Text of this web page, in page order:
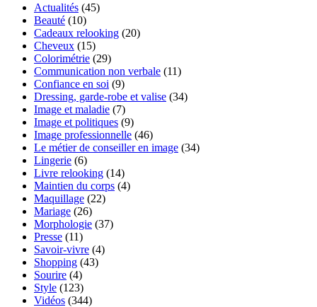
Actualités (45)
Beauté (10)
Cadeaux relooking (20)
Cheveux (15)
Colorimétrie (29)
Communication non verbale (11)
Confiance en soi (9)
Dressing, garde-robe et valise (34)
Image et maladie (7)
Image et politiques (9)
Image professionnelle (46)
Le métier de conseiller en image (34)
Lingerie (6)
Livre relooking (14)
Maintien du corps (4)
Maquillage (22)
Mariage (26)
Morphologie (37)
Presse (11)
Savoir-vivre (4)
Shopping (43)
Sourire (4)
Style (123)
Vidéos (344)